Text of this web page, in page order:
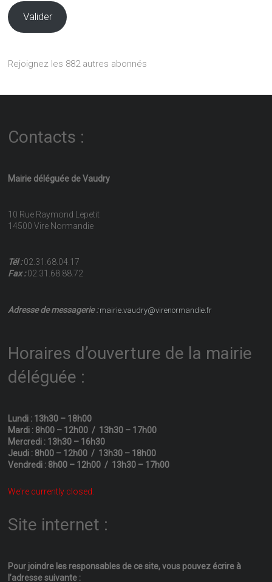
Valider
Rejoignez les 882 autres abonnés
Contacts :
Mairie déléguée de Vaudry
10 Rue Raymond Lepetit
14500 Vire Normandie
Tél :02.31.68.04.17
Fax :02.31.68.88.72
Adresse de messagerie :mairie.vaudry@virenormandie.fr
Horaires d’ouverture de la mairie
déléguée :
Lundi : 13h30 – 18h00
Mardi : 8h00 – 12h00 / 13h30 – 17h00
Mercredi : 13h30 – 16h30
Jeudi : 8h00 – 12h00 / 13h30 – 18h00
Vendredi : 8h00 – 12h00 / 13h30 – 17h00
We're currently closed.
Site internet :
Pour joindre les responsables de ce site, vous pouvez écrire à
l’adresse suivante :